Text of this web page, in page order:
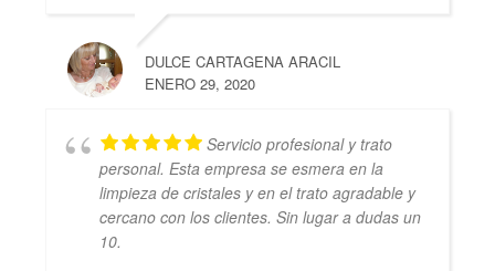
DULCE CARTAGENA ARACIL
ENERO 29, 2020
Servicio profesional y trato
personal. Esta empresa se esmera en la
limpieza de cristales y en el trato agradable y
cercano con los clientes. Sin lugar a dudas un
10.